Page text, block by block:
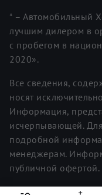
* – Автомобильный
лучшим дилером в
с пробегом в
2020».
Все сведения,
носят
Информация,
исчерпывающей.
подробной
менеджерам.
публичной офертой.